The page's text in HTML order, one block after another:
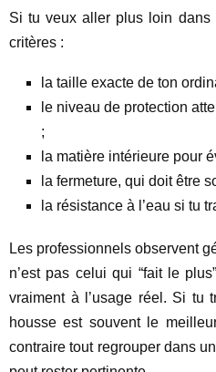
Si tu veux aller plus loin
critères :
la taille exacte de ton
le niveau de protection
;
la matière intérieure pour
la fermeture, qui doit être
la résistance à l’eau si tu
Les professionnels observent
n’est pas celui qui “fait le
vraiment à l’usage réel. Si tu
housse est souvent le
contraire tout regrouper dans